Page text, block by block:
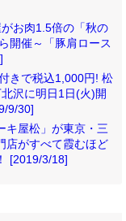
お肉1.5倍の「秋の
開催～「豚肩ロース
きで税込1,000円! 松
沢に明日1日(火)開
9/30]
キ屋松」が東京・三
がすべて霞むほど
[2019/3/18]